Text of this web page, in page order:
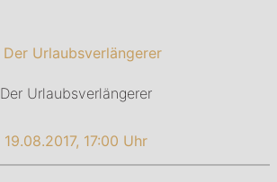
Der Urlaubsverlängerer
19.08.2017, 17:00 Uhr